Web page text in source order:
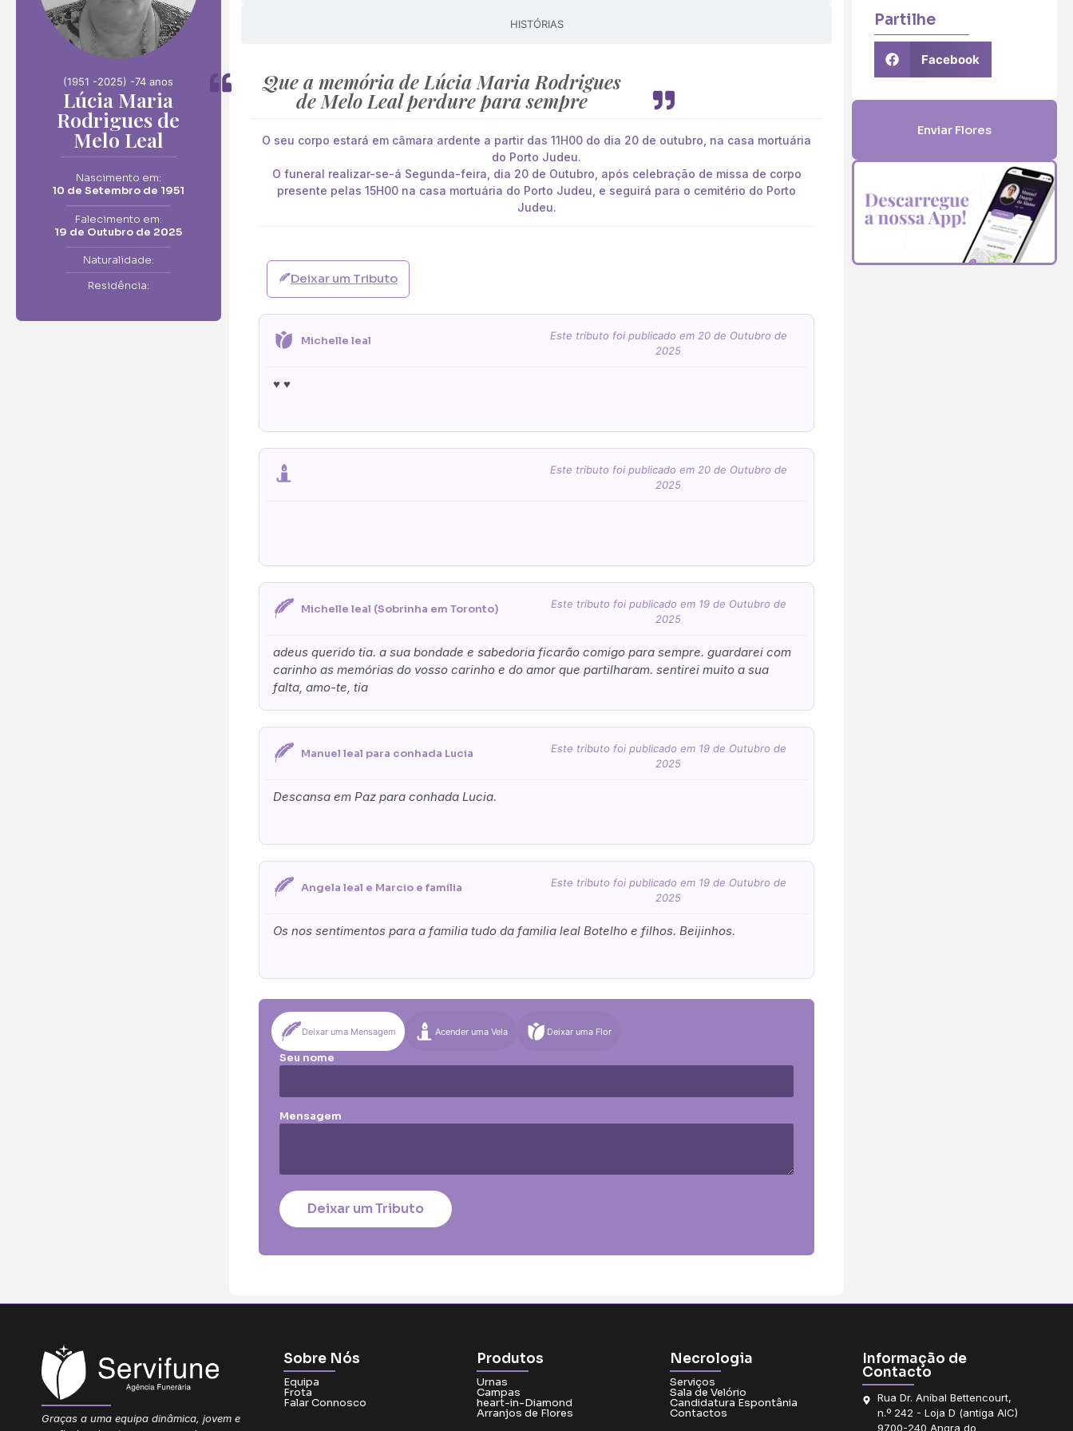
(1951 -2025) -74 anos
Lúcia Maria
Rodrigues de
Melo Leal
Nascimento em:
10 de Setembro de 1951
Falecimento em:
19 de Outubro de 2025
Naturalidade:
Residência:
HISTÓRIAS
Que a memória de Lúcia Maria Rodrigues
de Melo Leal perdure para sempre
O seu corpo estará em câmara ardente a partir das 11H00 do dia 20 de outubro, na casa mortuária
do Porto Judeu.
O funeral realizar-se-á Segunda-feira, dia 20 de Outubro, após celebração de missa de corpo
presente pelas 15H00 na casa mortuária do Porto Judeu, e seguirá para o cemitério do Porto
Judeu.
Deixar um Tributo
Michelle leal
Este tributo foi publicado em 20 de Outubro de
2025
♥️ ♥️
Este tributo foi publicado em 20 de Outubro de
2025
Michelle leal (Sobrinha em Toronto)
Este tributo foi publicado em 19 de Outubro de
2025
adeus querido tia. a sua bondade e sabedoria ficarão comigo para sempre. guardarei com
carinho as memórias do vosso carinho e do amor que partilharam. sentirei muito a sua
falta, amo-te, tia
Manuel leal para conhada Lucia
Este tributo foi publicado em 19 de Outubro de
2025
Descansa em Paz para conhada Lucia.
Angela leal e Marcio e familia
Este tributo foi publicado em 19 de Outubro de
2025
Os nos sentimentos para a familia tudo da familia leal Botelho e filhos. Beijinhos.
Deixar uma Mensagem Acender uma Vela Deixar uma Flor
Seu nome
Mensagem
Deixar um Tributo
Partilhe
Facebook
Enviar Flores
Graças a uma equipa dinâmica, jovem e
Sobre Nós
Equipa
Frota
Falar Connosco
Produtos
Urnas
Campas
heart-in-Diamond
Arranjos de Flores
Necrologia
Serviços
Sala de Velório
Candidatura Espontânia
Contactos
Informação de
Contacto
Rua Dr. Aníbal Bettencourt,
n.º 242 - Loja D (antiga AIC)
9700-240 Angra do
Envie Flores
Neste Formulário, você paga de imediato com Paypal
Opção 1 (€25)
Opção 2 (€30) Opção 3 (€35) Opção 4 (€40)
Opção 5 (€45)
Palma:
Cruz:
Pequena (€85)
Coração:
Pequena (€85)
Média (€100)
Grande (€115)
Coroa:
O seu nome *
Contacto telefónico*
Mensagem a constar no cartão
Pedidos/Informações adicionais
0.00